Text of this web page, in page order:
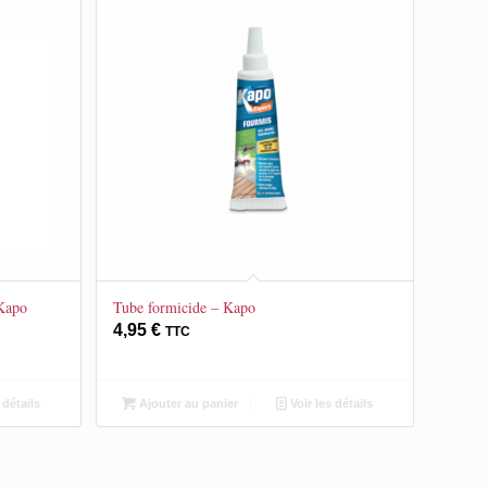
détails
Tube formicide – Kapo
4,95 € TTC
Ajouter au panier Voir les détails